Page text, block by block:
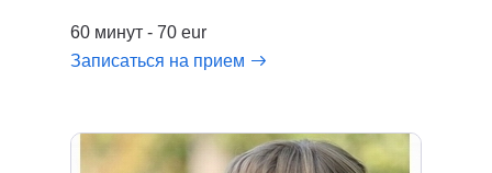
60 минут - 70 eur
Записаться на прием